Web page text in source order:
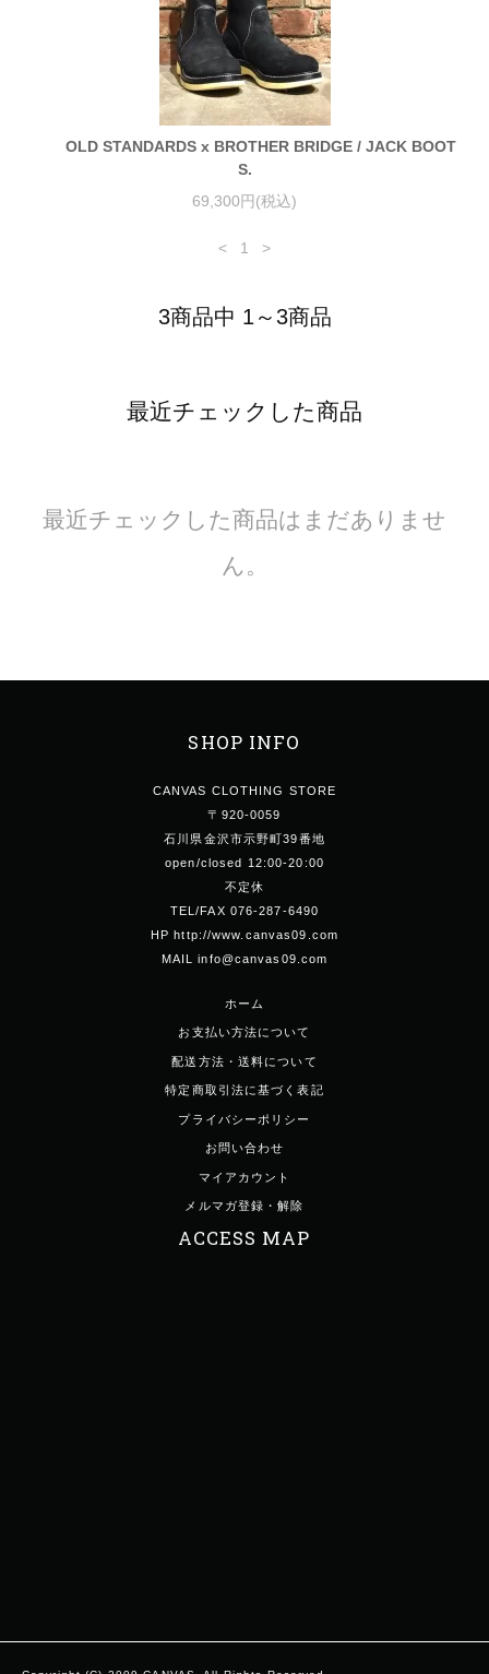
OLD STANDARDS x BROTHER BRIDGE / JACK BOOT
S.
69,300円(税込)
< 1 >
3商品中 1～3商品
最近チェックした商品
最近チェックした商品はまだありませ
ん。
SHOP INFO
CANVAS CLOTHING STORE
〒920-0059
石川県金沢市示野町39番地
open/closed 12:00-20:00
不定休
TEL/FAX 076-287-6490
HP http://www.canvas09.com
MAIL info@canvas09.com
ホーム
お支払い方法について
配送方法・送料について
特定商取引法に基づく表記
プライバシーポリシー
お問い合わせ
マイアカウント
メルマガ登録・解除
ACCESS MAP